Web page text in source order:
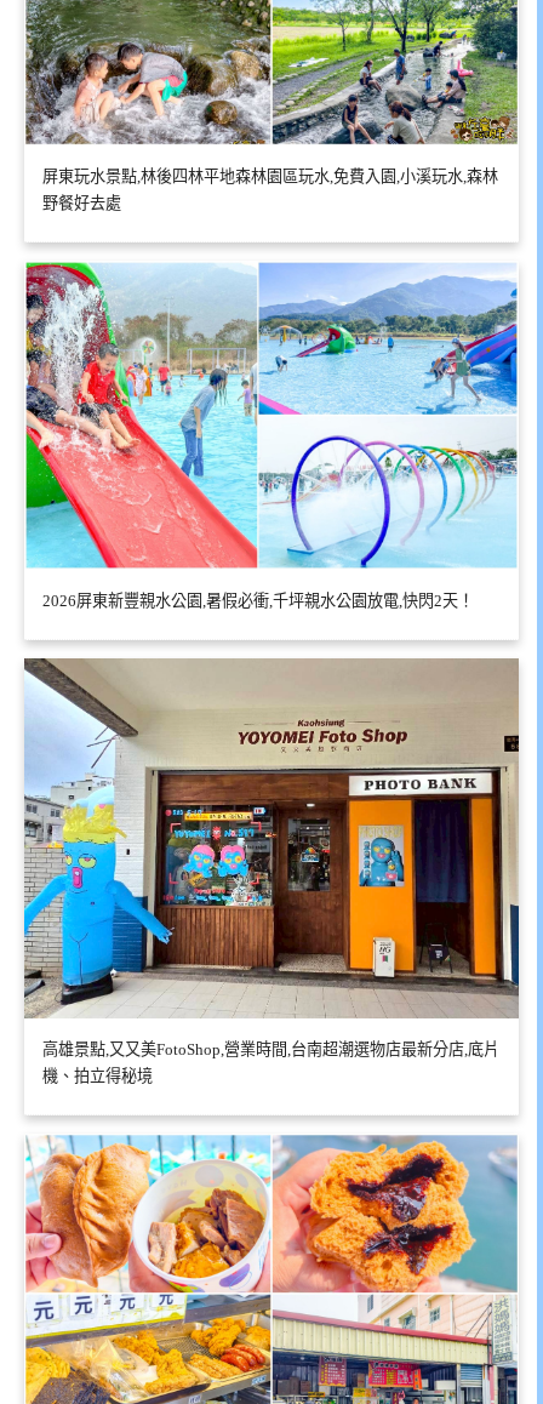
屏東玩水景點,林後四林平地森林園區玩水,免費入園,小溪玩水,森林
野餐好去處
2026屏東新豐親水公園,暑假必衝,千坪親水公園放電,快閃2天！
高雄景點,又又美FotoShop,營業時間,台南超潮選物店最新分店,底片
機、拍立得秘境